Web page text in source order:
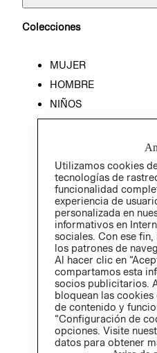
Colecciones
MUJER
HOMBRE
NIÑOS
HOME
Utilizamos cookies
tecnologías de
funcionalidad
experiencia de
personalizada en
informativos en
sociales. Con ese
los patrones de
Al hacer clic en
compartamos esta
socios publicitarios.
bloquean las
de contenido y
“Configuración de
opciones. Visite
datos para obtener